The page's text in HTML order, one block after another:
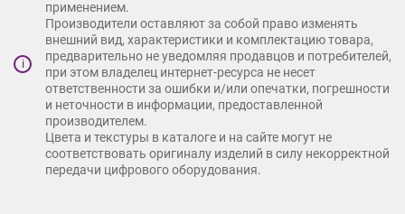
i
применением.
Производители оставляют за собой право изменять
внешний вид, характеристики и комплектацию товара,
предварительно не уведомляя продавцов и потребителей,
при этом владелец интернет-ресурса не несет
ответственности за ошибки и/или опечатки, погрешности
и неточности в информации, предоставленной
производителем.
Цвета и текстуры в каталоге и на сайте могут не
соответствовать оригиналу изделий в силу некорректной
передачи цифрового оборудования.